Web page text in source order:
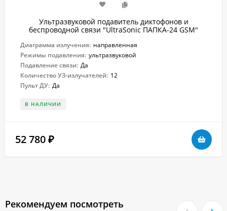
Ультразвуковой подавитель диктофонов и
беспроводной связи "UltraSonic ПАПКА-24 GSM"
Диаграмма излучения: направленная
Режимы подавления: ультразвуковой
Подавление связи: Да
Количество УЗ-излучателей: 12
Пульт ДУ: Да
В НАЛИЧИИ
52 780 ₽
Рекомендуем посмотреть